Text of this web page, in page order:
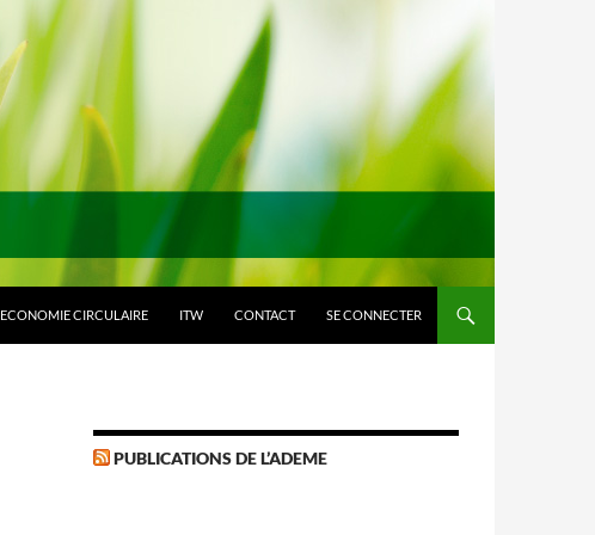
ECONOMIE CIRCULAIRE ITW CONTACT SE CONNECTER
PUBLICATIONS DE L’ADEME